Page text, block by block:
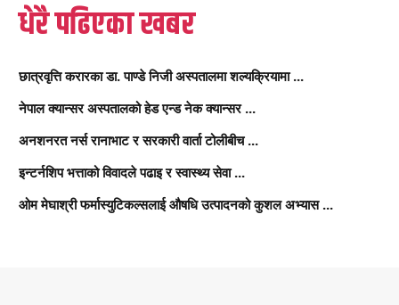
धेरै पढिएका खबर
छात्रवृत्ति करारका डा. पाण्डे निजी अस्पतालमा शल्यक्रियामा ...
नेपाल क्यान्सर अस्पतालको हेड एन्ड नेक क्यान्सर ...
अनशनरत नर्स रानाभाट र सरकारी वार्ता टोलीबीच ...
इन्टर्नशिप भत्ताको विवादले पढाइ र स्वास्थ्य सेवा ...
ओम मेघाश्री फर्मास्युटिकल्सलाई औषधि उत्पादनको कुशल अभ्यास ...